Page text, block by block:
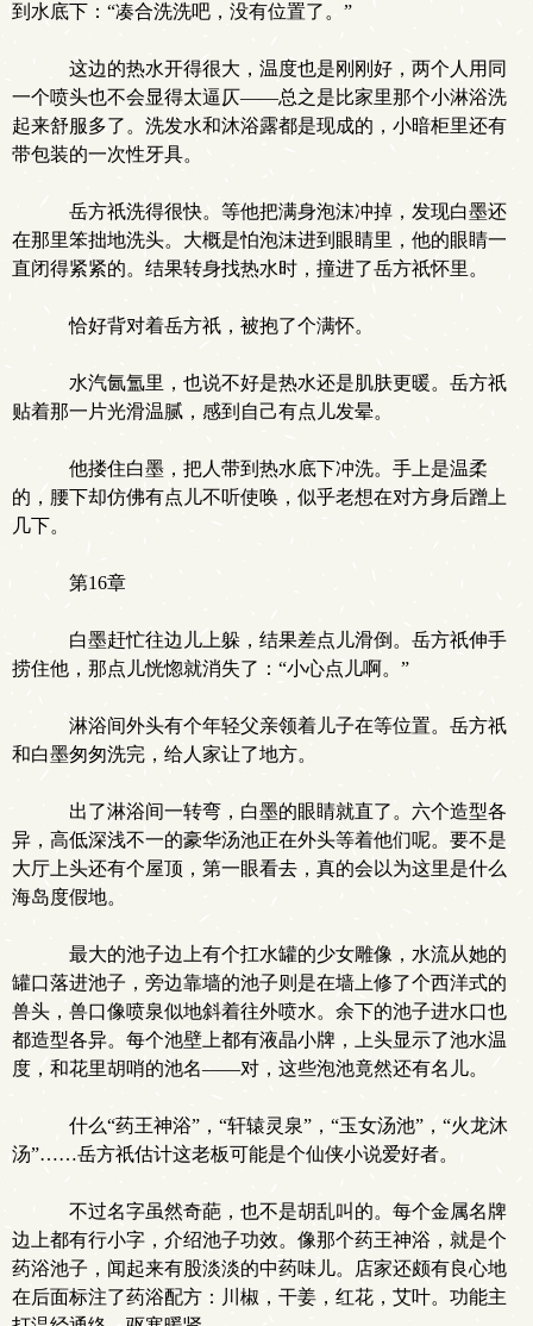
到水底下：“凑合洗洗吧，没有位置了。”
这边的热水开得很大，温度也是刚刚好，两个人用同
一个喷头也不会显得太逼仄——总之是比家里那个小淋浴洗
起来舒服多了。洗发水和沐浴露都是现成的，小暗柜里还有
带包装的一次性牙具。
岳方祇洗得很快。等他把满身泡沫冲掉，发现白墨还
在那里笨拙地洗头。大概是怕泡沫进到眼睛里，他的眼睛一
直闭得紧紧的。结果转身找热水时，撞进了岳方祇怀里。
恰好背对着岳方祇，被抱了个满怀。
水汽氤氲里，也说不好是热水还是肌肤更暖。岳方祇
贴着那一片光滑温腻，感到自己有点儿发晕。
他搂住白墨，把人带到热水底下冲洗。手上是温柔
的，腰下却仿佛有点儿不听使唤，似乎老想在对方身后蹭上
几下。
第16章
白墨赶忙往边儿上躲，结果差点儿滑倒。岳方祇伸手
捞住他，那点儿恍惚就消失了：“小心点儿啊。”
淋浴间外头有个年轻父亲领着儿子在等位置。岳方祇
和白墨匆匆洗完，给人家让了地方。
出了淋浴间一转弯，白墨的眼睛就直了。六个造型各
异，高低深浅不一的豪华汤池正在外头等着他们呢。要不是
大厅上头还有个屋顶，第一眼看去，真的会以为这里是什么
海岛度假地。
最大的池子边上有个扛水罐的少女雕像，水流从她的
罐口落进池子，旁边靠墙的池子则是在墙上修了个西洋式的
兽头，兽口像喷泉似地斜着往外喷水。余下的池子进水口也
都造型各异。每个池壁上都有液晶小牌，上头显示了池水温
度，和花里胡哨的池名——对，这些泡池竟然还有名儿。
什么“药王神浴”，“轩辕灵泉”，“玉女汤池”，“火龙沐
汤”……岳方祇估计这老板可能是个仙侠小说爱好者。
不过名字虽然奇葩，也不是胡乱叫的。每个金属名牌
边上都有行小字，介绍池子功效。像那个药王神浴，就是个
药浴池子，闻起来有股淡淡的中药味儿。店家还颇有良心地
在后面标注了药浴配方：川椒，干姜，红花，艾叶。功能主